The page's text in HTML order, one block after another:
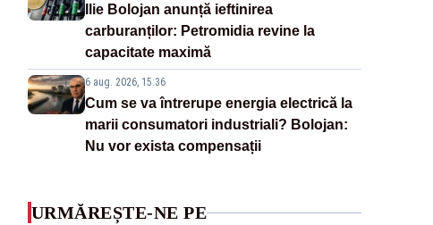
Ilie Bolojan anunță ieftinirea
carburanților: Petromidia revine la
capacitate maximă
6 aug. 2026, 15:36
Cum se va întrerupe energia electrică la
marii consumatori industriali? Bolojan:
Nu vor exista compensații
URMĂREȘTE-NE PE